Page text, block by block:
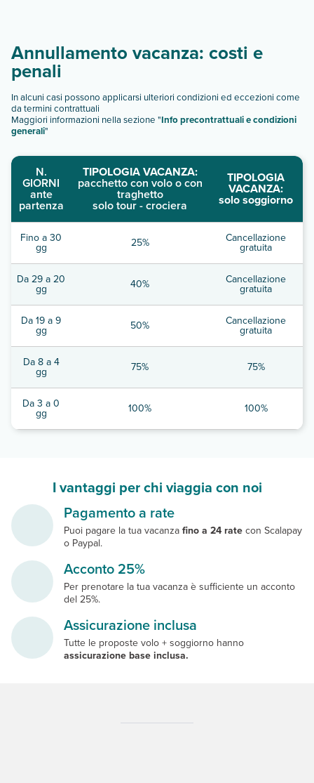
Annullamento vacanza: costi e
penali
In alcuni casi possono applicarsi ulteriori condizioni ed eccezioni come
da termini contrattuali
Maggiori informazioni nella sezione "Info precontrattuali e condizioni
generali"
N.
GIORNI
ante
partenza
TIPOLOGIA VACANZA:
pacchetto con volo o con
traghetto
solo tour - crociera
TIPOLOGIA
VACANZA:
solo soggiorno
Fino a 30
gg 25% Cancellazione
gratuita
Da 29 a 20
gg 40% Cancellazione
gratuita
Da 19 a 9
gg 50% Cancellazione
gratuita
Da 8 a 4
gg 75% 75%
Da 3 a 0
gg 100% 100%
I vantaggi per chi viaggia con noi
Pagamento a rate
Puoi pagare la tua vacanzafino a 24 ratecon Scalapay
o Paypal.
Acconto 25%
Per prenotare la tua vacanza è sufficiente un acconto
del 25%.
Assicurazione inclusa
Tutte le proposte volo + soggiorno hanno
assicurazione base inclusa.